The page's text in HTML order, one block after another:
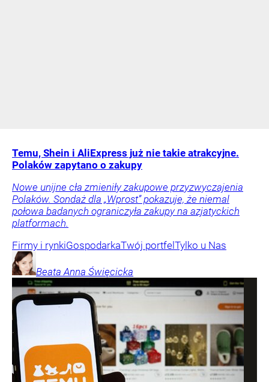
Temu, Shein i AliExpress już nie takie atrakcyjne.
Polaków zapytano o zakupy
Nowe unijne cła zmieniły zakupowe przyzwyczajenia
Polaków. Sondaż dla „Wprost” pokazuje, że niemal
połowa badanych ograniczyła zakupy na azjatyckich
platformach.
Firmy i rynkiGospodarkaTwój portfel Tylko u Nas
Beata Anna Święcicka